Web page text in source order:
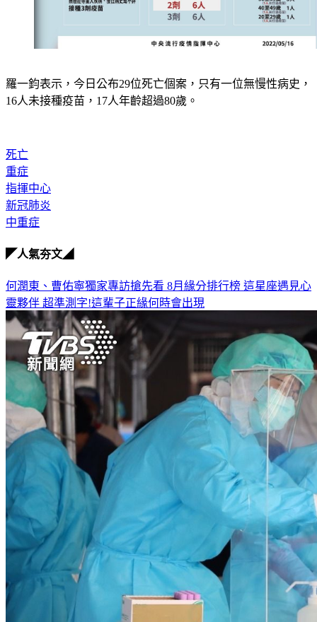
羅一鈞表示，今日公布29位死亡個案，只有一位無慢性病史，
16人未接種疫苗，17人年齡超過80歲。
死亡
重症
指揮中心
新冠肺炎
中重症
◤人氣夯文◢
何潤東、曹佑寧獨家專訪搶先看 8月緣分排行榜 這星座遇見心
靈夥伴 超準測字!這輩子正緣何時會出現